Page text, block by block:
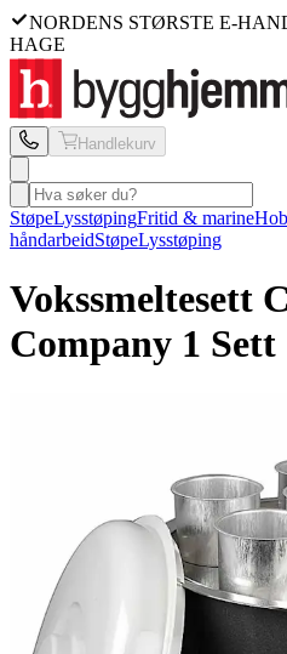
NORDENS STØRSTE E-
HAGE
Handlekurv
StøpeLysstøpingFritid & marine
håndarbeidStøpeLysstøping
Vokssmeltesett
Company 1 Sett